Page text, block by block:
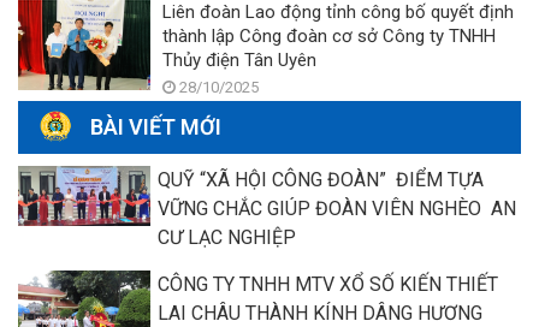
Liên đoàn Lao động tỉnh công bố quyết định
thành lập Công đoàn cơ sở Công ty TNHH
Thủy điện Tân Uyên
28/10/2025
BÀI VIẾT MỚI
QUỸ “XÃ HỘI CÔNG ĐOÀN” ĐIỂM TỰA
VỮNG CHẮC GIÚP ĐOÀN VIÊN NGHÈO AN
CƯ LẠC NGHIỆP
CÔNG TY TNHH MTV XỔ SỐ KIẾN THIẾT
LAI CHÂU THÀNH KÍNH DÂNG HƯƠNG